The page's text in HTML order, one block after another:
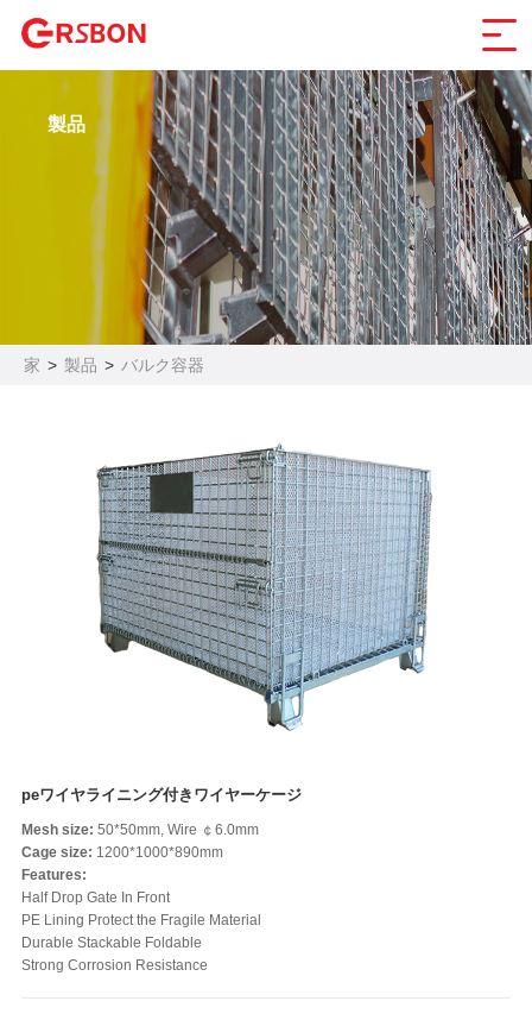
製品
家 > 製品 > バルク容器
peワイヤライニング付きワイヤーケージ
Mesh size: 50*50mm, Wire ￠6.0mm
Cage size: 1200*1000*890mm
Features:
Half Drop Gate In Front
PE Lining Protect the Fragile Material
Durable Stackable Foldable
Strong Corrosion Resistance